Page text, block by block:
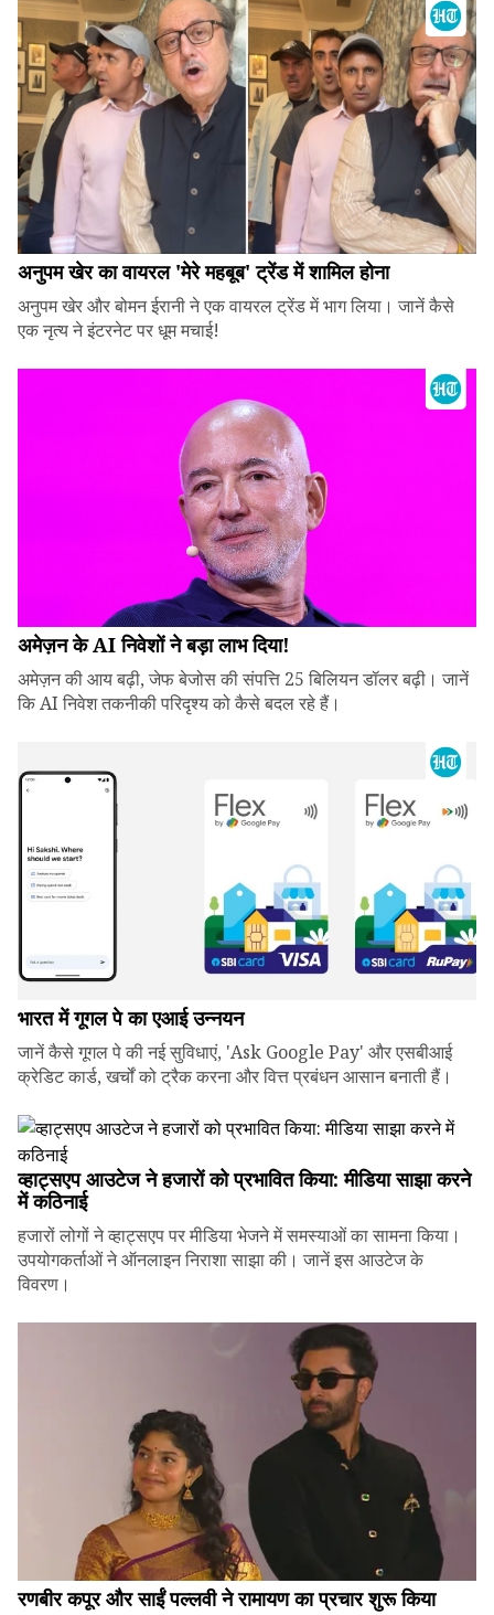
अनुपम खेर का वायरल 'मेरे महबूब' ट्रेंड में शामिल होना
अनुपम खेर और बोमन ईरानी ने एक वायरल ट्रेंड में भाग लिया। जानें कैसे
एक नृत्य ने इंटरनेट पर धूम मचाई!
अमेज़न के AI निवेशों ने बड़ा लाभ दिया!
अमेज़न की आय बढ़ी, जेफ बेजोस की संपत्ति 25 बिलियन डॉलर बढ़ी। जानें
कि AI निवेश तकनीकी परिदृश्य को कैसे बदल रहे हैं।
भारत में गूगल पे का एआई उन्नयन
जानें कैसे गूगल पे की नई सुविधाएं, 'Ask Google Pay' और एसबीआई
क्रेडिट कार्ड, खर्चों को ट्रैक करना और वित्त प्रबंधन आसान बनाती हैं।
व्हाट्सएप आउटेज ने हजारों को प्रभावित किया: मीडिया साझा करने
में कठिनाई
हजारों लोगों ने व्हाट्सएप पर मीडिया भेजने में समस्याओं का सामना किया।
उपयोगकर्ताओं ने ऑनलाइन निराशा साझा की। जानें इस आउटेज के
विवरण।
रणबीर कपूर और साईं पल्लवी ने रामायण का प्रचार शुरू किया